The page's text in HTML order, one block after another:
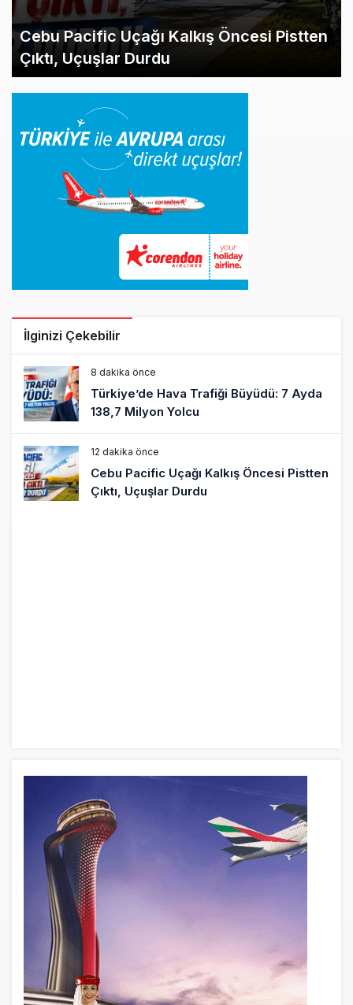
Cebu Pacific Uçağı Kalkış Öncesi Pistten
Çıktı, Uçuşlar Durdu
İlginizi Çekebilir
8 dakika önce
Türkiye’de Hava Trafiği Büyüdü: 7 Ayda
138,7 Milyon Yolcu
12 dakika önce
Cebu Pacific Uçağı Kalkış Öncesi Pistten
Çıktı, Uçuşlar Durdu